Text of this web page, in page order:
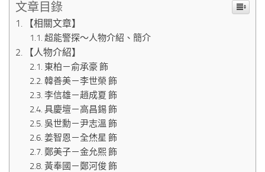
文章目錄
【相關文章】
超能警探～人物介紹、簡介
【人物介紹】
東柏－俞承豪 飾
韓善美－李世榮 飾
李信雄－趙成夏 飾
具慶壇－高昌錫 飾
吳世勳－尹志溫 飾
姜智恩－全烋星 飾
鄭美子－金允熙 飾
黃奉國－鄭河俊 飾